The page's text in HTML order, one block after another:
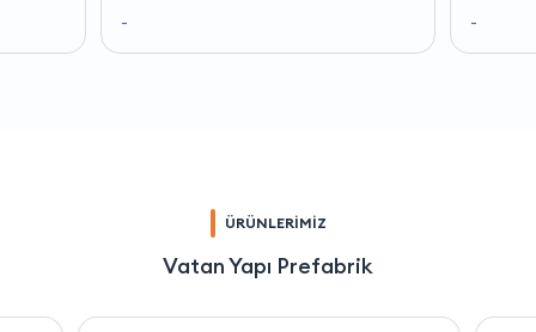
- -
ÜRÜNLERİMİZ
Vatan Yapı Prefabrik